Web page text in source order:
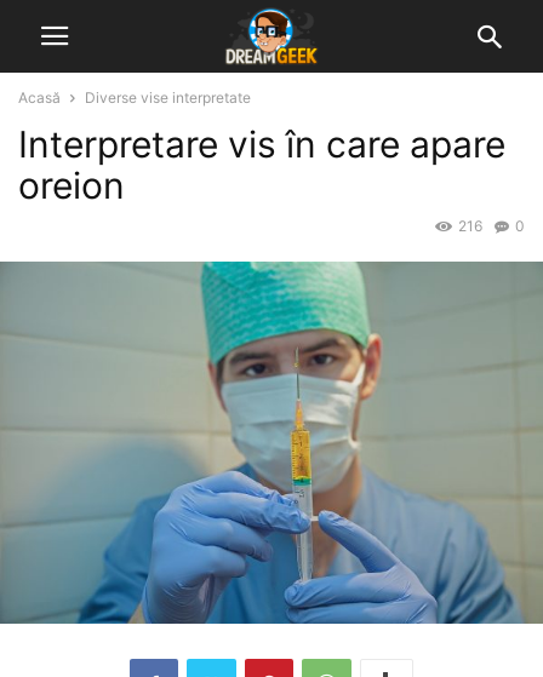
Acasă Diverse vise interpretate
Interpretare vis în care apare
oreion
0
216